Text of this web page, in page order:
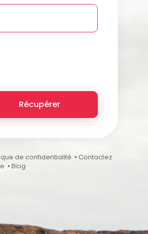
Récupérer
de confidentialité • Contactez
• Blog